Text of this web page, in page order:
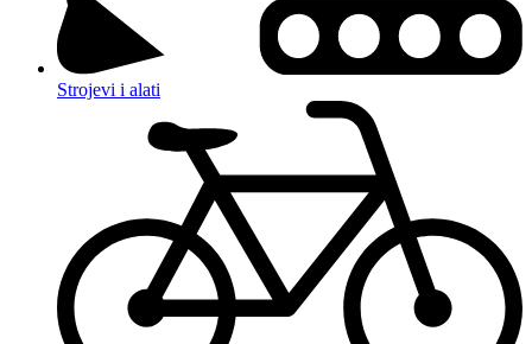
Strojevi i alati